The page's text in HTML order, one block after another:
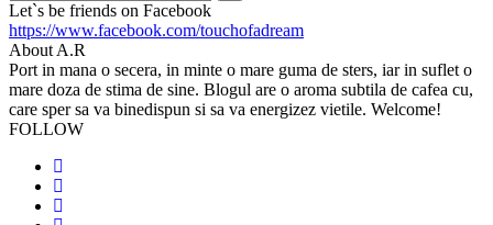
Let`s be friends on Facebook
https://www.facebook.com/touchofadream
About A.R
Port in mana o secera, in minte o mare guma de sters, iar in suflet o
mare doza de stima de sine. Blogul are o aroma subtila de cafea cu,
care sper sa va binedispun si sa va energizez vietile. Welcome!
FOLLOW